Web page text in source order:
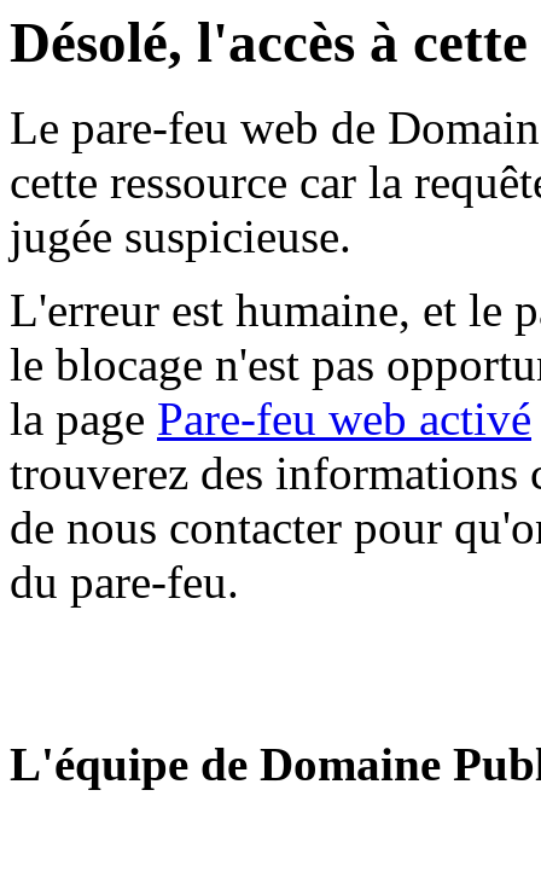
Désolé, l'accès à
Le pare-feu web de
cette ressource car la
jugée suspicieuse.
L'erreur est humaine, et le
le blocage n'est pas
la page Pare-feu web activé
trouverez des informations
de nous contacter pour
du pare-feu.
L'équipe de Domaine